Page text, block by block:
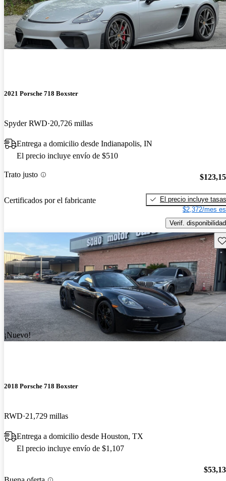
2021 Porsche 718 Boxster
Spyder RWD 20,726 millas
Entrega a domicilio desde Indianapolis, IN
El precio incluye envío de $510
Trato justo
Certificados por el fabricante
El precio incluye tasas
$2,372/mes
Verif. disponibilidad
¡Nuevo!
2018 Porsche 718 Boxster
RWD 21,729 millas
Entrega a domicilio desde Houston, TX
El precio incluye envío de $1,107